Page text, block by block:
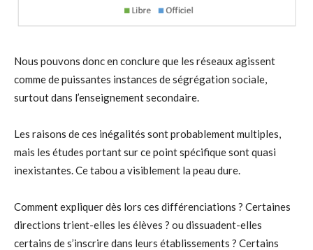
Nous pouvons donc en conclure que les réseaux agissent
comme de puissantes instances de ségrégation sociale,
surtout dans l’enseignement secondaire.
Les raisons de ces inégalités sont probablement multiples,
mais les études portant sur ce point spécifique sont quasi
inexistantes. Ce tabou a visiblement la peau dure.
Comment expliquer dès lors ces différenciations ? Certaines
directions trient-elles les élèves ? ou dissuadent-elles
certains de s’inscrire dans leurs établissements ? Certains